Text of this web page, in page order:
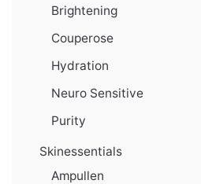
Brightening
Couperose
Hydration
Neuro Sensitive
Purity
Skinessentials
Ampullen